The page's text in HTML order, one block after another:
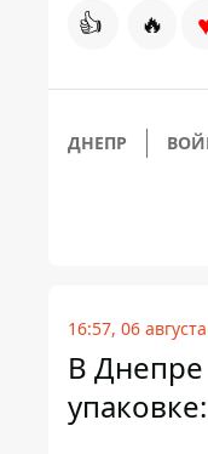
👍 🔥
ДНЕПР
16:57, 06
В